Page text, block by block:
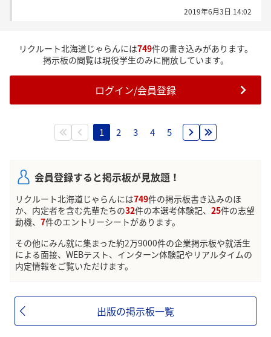
2019年6月3日 14:02
リクルート北海道じゃらんには749件の書き込みがあります。
掲示板の閲覧は現役学生のみに開放しています。
ログイン/会員登録
1 2 3 4 5
会員登録すると掲示板が見放題！
リクルート北海道じゃらんには749件の掲示板書き込みのほ
か、内定者を含む先輩たちの32件の本選考体験記、 25件の志望
動機、 7件のエントリーシートがあります。
その他にみん就に集まった約2万9000件の企業掲示板や就活生
による面接、WEBテスト、インターン体験記やリアルタイムの
内定情報をご覧いただけます。
出版の掲示板一覧